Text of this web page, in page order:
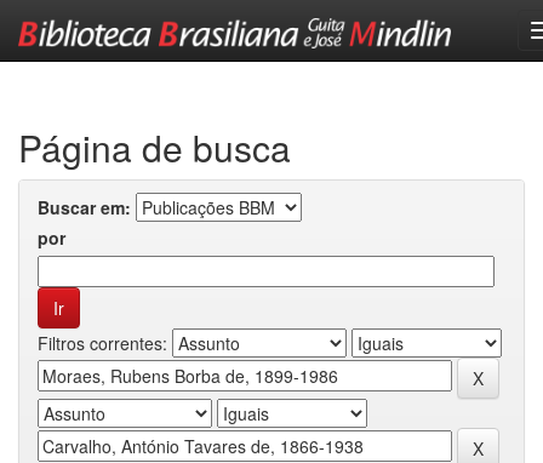
Página de busca
Buscar em:
por
Filtros correntes: